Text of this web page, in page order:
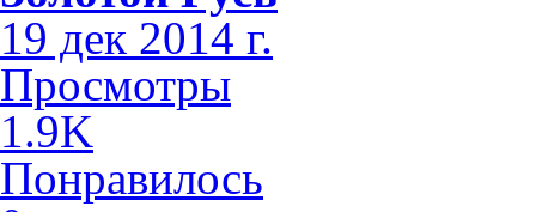
19 дек 2014 г.
Просмотры
1.9K
Понравилось